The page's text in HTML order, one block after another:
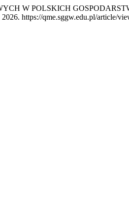
W POLSKICH
https://qme.sggw.edu.pl/article/